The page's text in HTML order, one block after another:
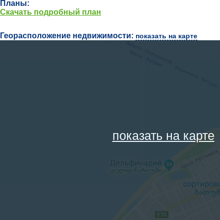
Планы:
Скачать подробный план
Георасположение недвижимости: показать на карте
показать на карте